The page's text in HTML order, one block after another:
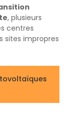
, plusieurs
centres
sites impropres